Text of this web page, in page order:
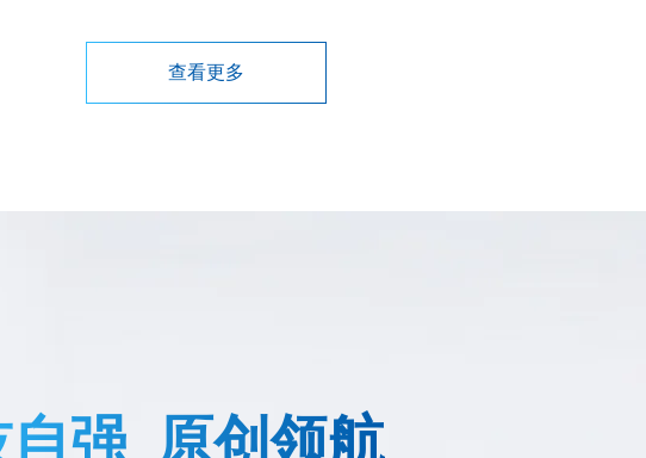
查看更多
自强 原创领航